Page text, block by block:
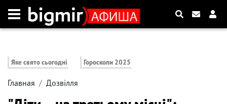
Яке свято сьогодні Гороскопи 2025
Главная Дозвілля